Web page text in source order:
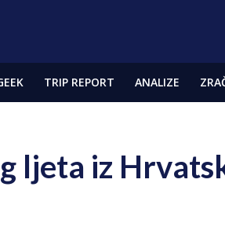
TRIP REPORT ANALIZE
ljeta iz